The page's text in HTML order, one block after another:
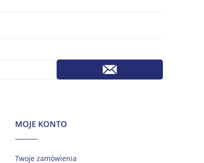
MOJE KONTO
Twoje zamówienia